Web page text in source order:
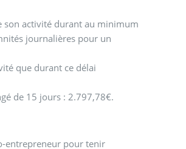
son activité durant au minimum
que durant ce délai
de 15 jours : 2.797,78€.
entrepreneur pour tenir